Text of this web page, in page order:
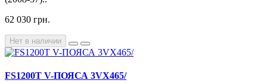
62 030 грн.
Нет в наличии
FS1200T V-ПОЯСА 3VX465/